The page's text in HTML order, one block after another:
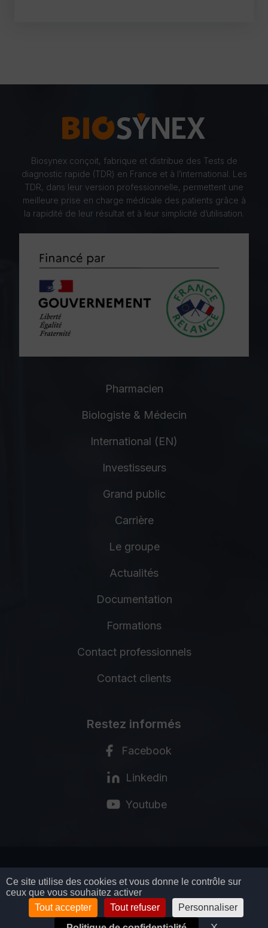
Biosynex conçoit, fabrique et distribue des Tests de
diagnostic rapide (TDR) en France et à l’international. Les
TDR, dans leur version professionnelle, permettent une
meilleure prise en charge médicale des patients grâce à
la rapidité de leur résultat et à leur simplicité d’utilisation.
Pharmacien
Biologiste & Médecin
International (EN)
Investisseurs
Grand public
Carrière
Le groupe
Actualités
Documentation
Formations
Contact professionnels
Contact clients
Restez informés
Facebook
Linkedin
Youtube
MENTIONS LÉGALES
POLITIQUE DE CONFIDENTIALITÉ
CGV
GESTION DES COOKIES
Ce site utilise des cookies et vous donne le contrôle sur
ceux que vous souhaitez activer
Tout accepter
Tout refuser
Personnaliser